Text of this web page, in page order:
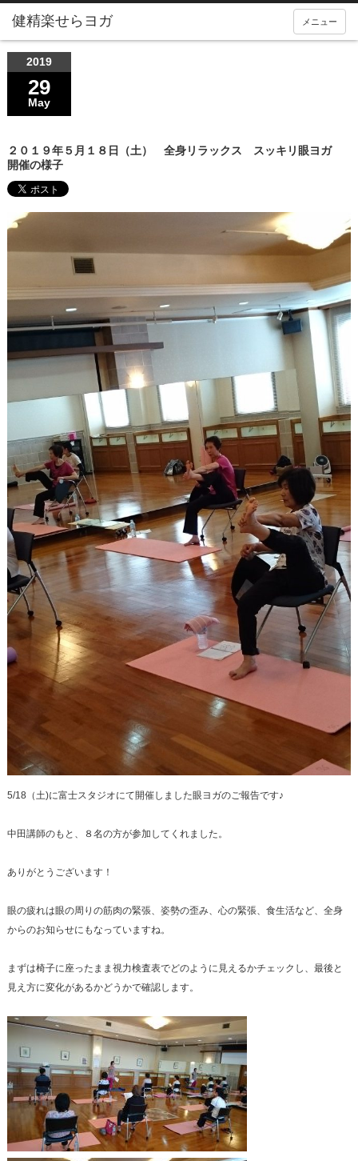
メニュー
2019
29
May
２０１９年５月１８日（土） 全身リラックス スッキリ眼ヨガ
開催の様子
5/18（土)に富士スタジオにて開催しました眼ヨガのご報告です♪
中田講師のもと、８名の方が参加してくれました。
ありがとうございます！
眼の疲れは眼の周りの筋肉の緊張、姿勢の歪み、心の緊張、食生活など、全身
からのお知らせにもなっていますね。
まずは椅子に座ったまま視力検査表でどのように見えるかチェックし、最後と
見え方に変化があるかどうかで確認します。